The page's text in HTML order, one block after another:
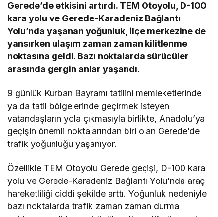
Gerede’de etkisini artırdı. TEM Otoyolu, D-100
kara yolu ve Gerede-Karadeniz Bağlantı
Yolu’nda yaşanan yoğunluk, ilçe merkezine de
yansırken ulaşım zaman zaman kilitlenme
noktasına geldi. Bazı noktalarda sürücüler
arasında gergin anlar yaşandı.
9 günlük Kurban Bayramı tatilini memleketlerinde
ya da tatil bölgelerinde geçirmek isteyen
vatandaşların yola çıkmasıyla birlikte, Anadolu’ya
geçişin önemli noktalarından biri olan Gerede’de
trafik yoğunluğu yaşanıyor.
Özellikle TEM Otoyolu Gerede geçişi, D-100 kara
yolu ve Gerede-Karadeniz Bağlantı Yolu’nda araç
hareketliliği ciddi şekilde arttı. Yoğunluk nedeniyle
bazı noktalarda trafik zaman zaman durma